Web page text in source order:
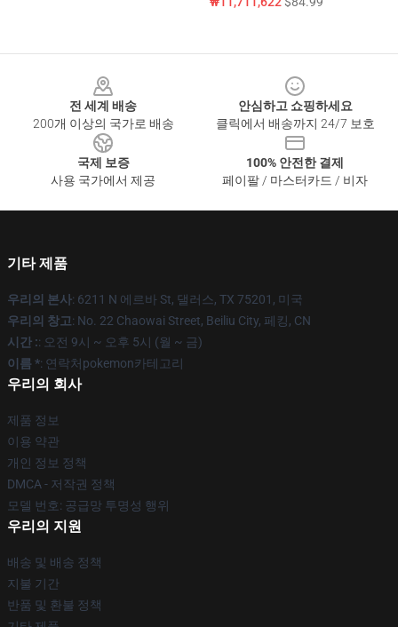
전 세계 배송
200개 이상의 국가로 배송
안심하고 쇼핑하세요
클릭에서 배송까지 24/7 보호
국제 보증
사용 국가에서 제공
100% 안전한 결제
페이팔 / 마스터카드 / 비자
기타 제품
우리의 본사: 6211 N 에르바 St, 댈러스, TX 75201, 미국
우리의 창고: No. 22 Chaowai Street, Beiliu City, 페킹, CN
시간 :: 오전 9시 ~ 오후 5시 (월 ~ 금)
이름 *: 연락처pokemon카테고리
우리의 회사
제품 정보
이용 약관
개인 정보 정책
DMCA - 저작권 정책
모델 번호: 공급망 투명성 행위
우리의 지원
배송 및 배송 정책
지불 기간
반품 및 환불 정책